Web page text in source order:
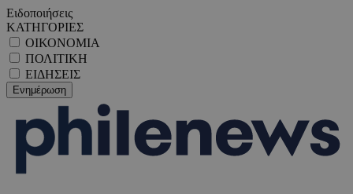
Ειδοποιήσεις
ΚΑΤΗΓΟΡΙΕΣ
ΟΙΚΟΝΟΜΙΑ
ΠΟΛΙΤΙΚΗ
ΕΙΔΗΣΕΙΣ